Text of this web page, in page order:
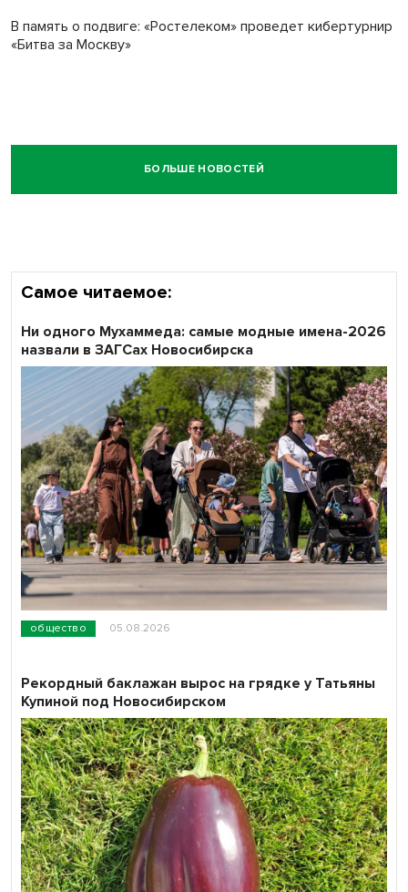
В память о подвиге: «Ростелеком» проведет кибертурнир
«Битва за Москву»
БОЛЬШЕ НОВОСТЕЙ
Самое читаемое:
общество 05.08.2026
Ни одного Мухаммеда: самые модные имена-2026
назвали в ЗАГСах Новосибирска
Рекордный баклажан вырос на грядке у Татьяны
Купиной под Новосибирском